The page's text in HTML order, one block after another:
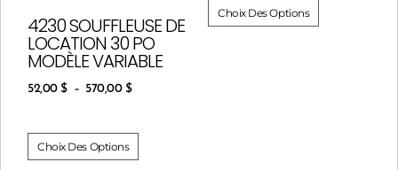
4230 SOUFFLEUSE DE
LOCATION 30 PO
MODÈLE VARIABLE
52,00$ – 570,00 $
Choix Des Options
Choix Des Options